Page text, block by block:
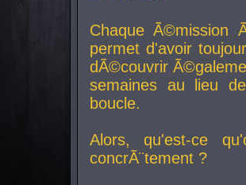
Chaque Ã©mission
permet d'avoir
dÃ©couvrir
semaines au lieu
boucle.
Alors, qu'est-ce
concrÃ¨tement ?